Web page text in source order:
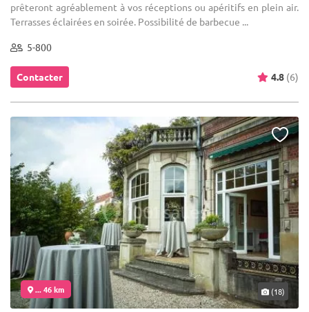
prêteront agréablement à vos réceptions ou apéritifs en plein air.
Terrasses éclairées en soirée. Possibilité de barbecue ...
5-800
Contacter 4.8 (6)
... 46 km (18)